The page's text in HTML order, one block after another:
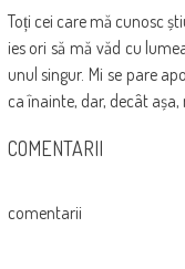
Toți cei care mă cunosc
ies ori să mă văd cu
unul singur. Mi se pare
ca înainte, dar, decât
COMENTARII
comentarii